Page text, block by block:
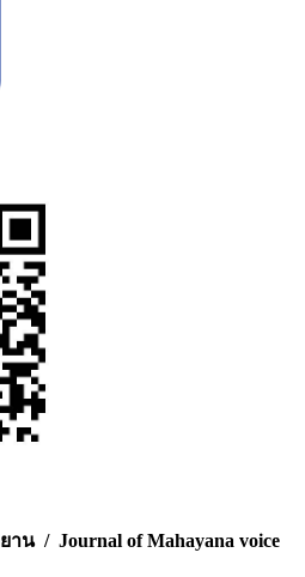
น / Journal of Mahayana voice